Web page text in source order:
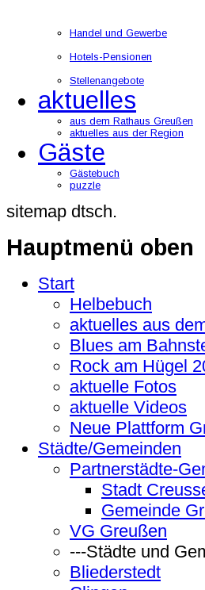
Handel und Gewerbe
Hotels-Pensionen
Stellenangebote
aktuelles
aus dem Rathaus Greußen
aktuelles aus der Region
Gäste
Gästebuch
puzzle
sitemap dtsch.
Hauptmenü oben
Start
Helbebuch
aktuelles aus
Blues am
Rock am Hügel
aktuelle Fotos
aktuelle Videos
Neue Plattform
Städte/Gemeinden
Partnerstädte-
Stadt
Gemeinde
VG Greußen
---Städte und
Bliederstedt